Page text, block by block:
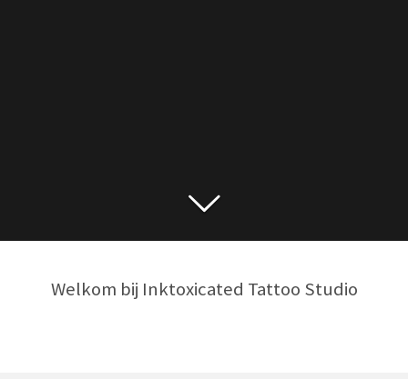
Welkom bij Inktoxicated Tattoo Studio